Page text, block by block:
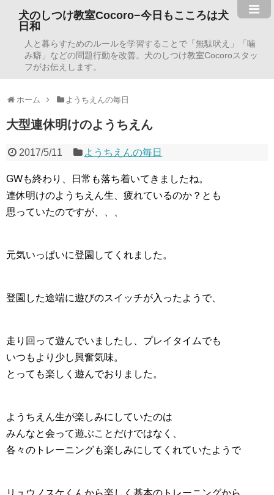
犬のしつけ教室Cocoro−今日もこころは犬
日和
人と暮らすためのルールを学習することで「無駄吠え」「噛
み癖」などの問題行動を改善。犬のしつけ教室Cocoroスタッ
フがお伝えします。
ホーム ようちえんの毎日
大型連休明けのようちえん
2017/5/11 ようちえんの毎日
GWも終わり、日常も落ち着いてきましたね。
連休明けのようちえん生、疲れているのか？とも
思っていたのですが、、、
元気いっぱいに登園してくれました。
登園した途端に遊びのスイッチが入ったようで、
走り回って遊んでいましたし、プレイタイムでも
いつもより少し興奮気味。
とっても楽しく遊んでおりました。
ようちえん生が楽しみにしていたのは
みんなと会って遊ぶことだけではなく、
各々のトレーニングも楽しみにしてくれていたようで
リュウノスケくんから楽しく基本のトレーニングから